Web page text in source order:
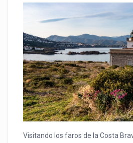
Visitando los faros de la Costa